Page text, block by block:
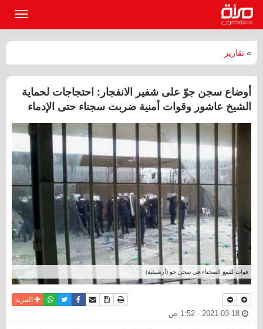
» تقارير
أوضاع سجن جوّ على شفير الانفجار: احتجاجات لحماية
الشيخ عاشور وقوات أمنية ضربت سجناء حتى الإدماء
قوات لقمع السجناء في سجن جو (أرشيفية)
نسخة للطباعة
حفظ الموضوع
أرسل الى صديق
فيسبوكتويترواتسابالمزيد